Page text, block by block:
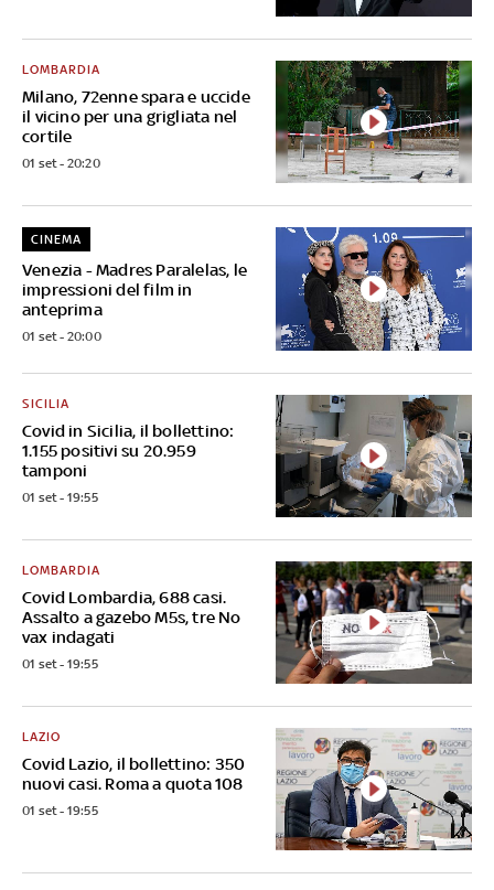
Milano, 72enne spara e uccide
il vicino per una grigliata nel
cortile
LOMBARDIA
01 set - 20:20
Venezia - Madres Paralelas, le
impressioni del film in
anteprima
CINEMA
01 set - 20:00
Covid in Sicilia, il bollettino:
1.155 positivi su 20.959
tamponi
SICILIA
01 set - 19:55
Covid Lombardia, 688 casi.
Assalto a gazebo M5s, tre No
vax indagati
LOMBARDIA
01 set - 19:55
Covid Lazio, il bollettino: 350
nuovi casi. Roma a quota 108
LAZIO
01 set - 19:55